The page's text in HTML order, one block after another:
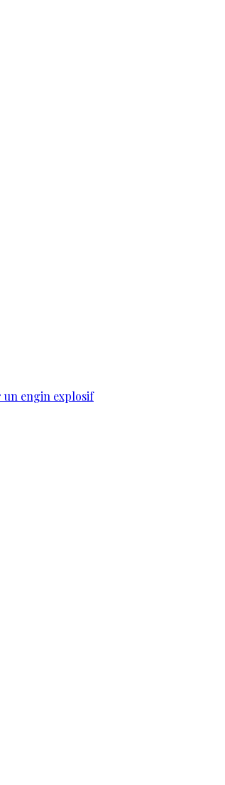
un engin explosif